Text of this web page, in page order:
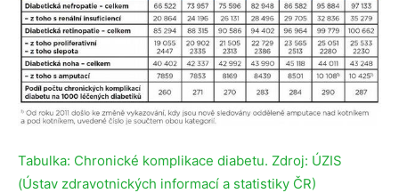
Tabulka: Chronické komplikace diabetu. Zdroj: ÚZIS
(Ústav zdravotnických informací a statistiky ČR)